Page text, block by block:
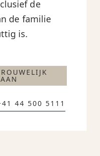
de
de familie
is.
44 500 5111